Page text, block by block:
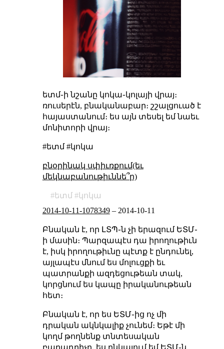
ետմ֊ի նշանը կոկա֊կոլայի վրայ։
ռուսերէն, բնականաբար։ շշալցուած է
հայաստանում։ ես այն տեսել եմ նաեւ
մոնիտորի վրայ։
#ետմ #կոկա
բնօրինակ սփիւռքում(եւ
մեկնաբանութիւննե՞ր)
ետմ
կոկա
2014-10-11-1078349– 2014-10-11
Բնական է, որ ԼՏՊ֊ն չի երազում ԵՏՄ֊
ի մասին։ Պարզապէս դա իրողութիւն
է, իսկ իրողութիւնը պէտք է ընդունել,
այլապէս մնում ես մոլուցքի եւ
պատրանքի ազդեցութեան տակ,
կորցնում ես կապը իրականութեան
հետ։
Բնական է, որ ես ԵՏՄ֊ից ոչ մի
դրական ակնկալիք չունեմ։ Եթէ մի
կողմ թողնենք տնտեսական
բաղադրիչը, ես ընկալում եմ ԵՏՄ֊ն